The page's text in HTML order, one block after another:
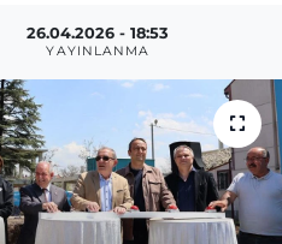
26.04.2026 - 18:53
YAYINLANMA